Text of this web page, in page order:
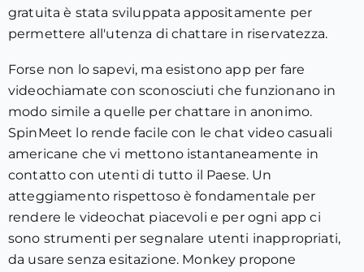
gratuita è stata sviluppata appositamente per
permettere all'utenza di chattare in riservatezza.
Forse non lo sapevi, ma esistono app per fare
videochiamate con sconosciuti che funzionano in
modo simile a quelle per chattare in anonimo.
SpinMeet lo rende facile con le chat video casuali
americane che vi mettono istantaneamente in
contatto con utenti di tutto il Paese. Un
atteggiamento rispettoso è fondamentale per
rendere le videochat piacevoli e per ogni app ci
sono strumenti per segnalare utenti inappropriati,
da usare senza esitazione. Monkey propone